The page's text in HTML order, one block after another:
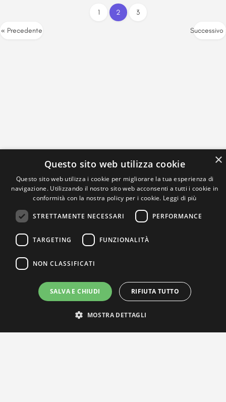
« Precedente
1 2 3
Successivo
×
Questo sito web utilizza cookie
Questo sito web utilizza i cookie per migliorare la tua esperienza di
navigazione. Utilizzando il nostro sito web acconsenti a tutti i cookie in
conformità con la nostra policy per i cookie. Leggi di più
STRETTAMENTE NECESSARI PERFORMANCE
TARGETING FUNZIONALITÀ
NON CLASSIFICATI
SALVA E CHIUDI RIFIUTA TUTTO
MOSTRA DETTAGLI